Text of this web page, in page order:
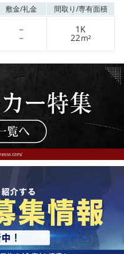
敷金/礼金 間取り/専有面積
－
－
1K
22m²